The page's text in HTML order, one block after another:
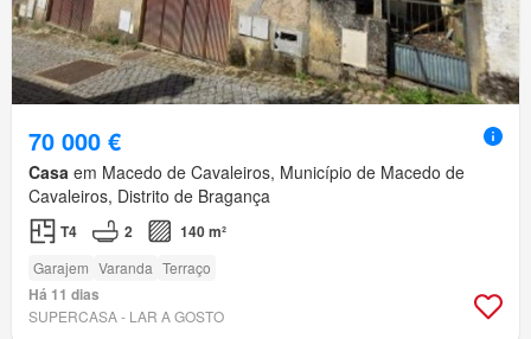
70 000 €
Casa em Macedo de Cavaleiros, Município de Macedo de
Cavaleiros, Distrito de Bragança
T4 2 140 m²
Garajem Varanda Terraço
Há 11 dias
SUPERCASA - LAR A GOSTO